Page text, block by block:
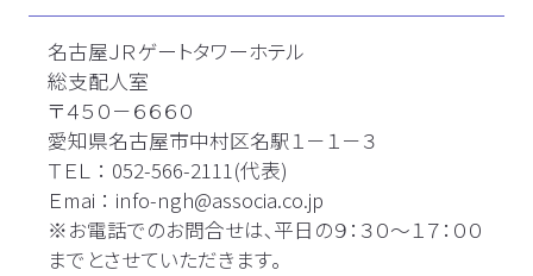
名古屋ＪＲゲートタワーホテル
総支配人室
〒４５０－６６６０
愛知県名古屋市中村区名駅１－１－３
ＴＥＬ ： 052-566-2111(代表)
Ｅmai ： info-ngh@associa.co.jp
※お電話でのお問合せは､平日の９：３０～１７：００
までとさせていただきます。